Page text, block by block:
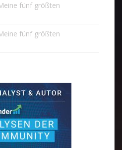
fünf größten
fünf größten